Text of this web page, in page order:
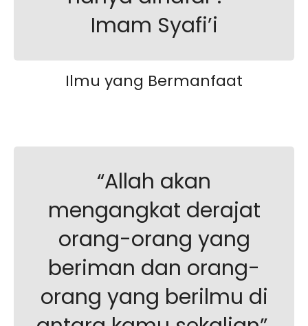
Imam Syafi’i
Ilmu yang Bermanfaat
“Allah akan
mengangkat derajat
orang-orang yang
beriman dan orang-
orang yang berilmu di